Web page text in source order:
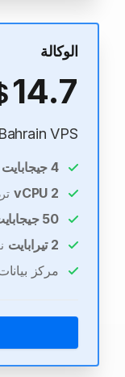
الوكالة
14.7
Bahrain VPS
4جيجابايت
2
50
2 تيرابايت
مركز